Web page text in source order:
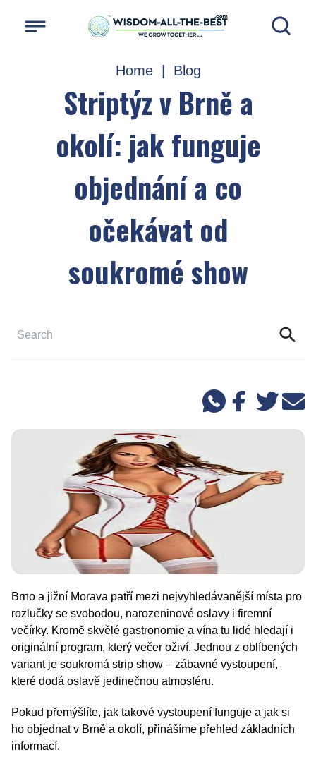
Home| Blog
Striptýz v Brně a
okolí: jak funguje
objednání a co
očekávat od
soukromé show
Brno a jižní Morava patří mezi nejvyhledávanější místa pro
rozlučky se svobodou, narozeninové oslavy i firemní
večírky. Kromě skvělé gastronomie a vína tu lidé hledají i
originální program, který večer oživí. Jednou z oblíbených
variant je soukromá strip show – zábavné vystoupení,
které dodá oslavě jedinečnou atmosféru.
Pokud přemýšlíte, jak takové vystoupení funguje a jak si
ho objednat v Brně a okolí, přinášíme přehled základních
informací.